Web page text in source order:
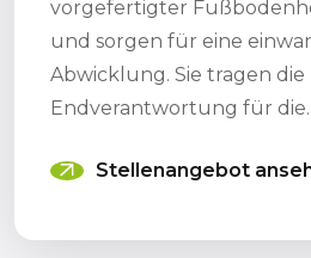
vorgefertigter
und sorgen für eine
Abwicklung. Sie tragen die
Endverantwortung für
Stellenangebot